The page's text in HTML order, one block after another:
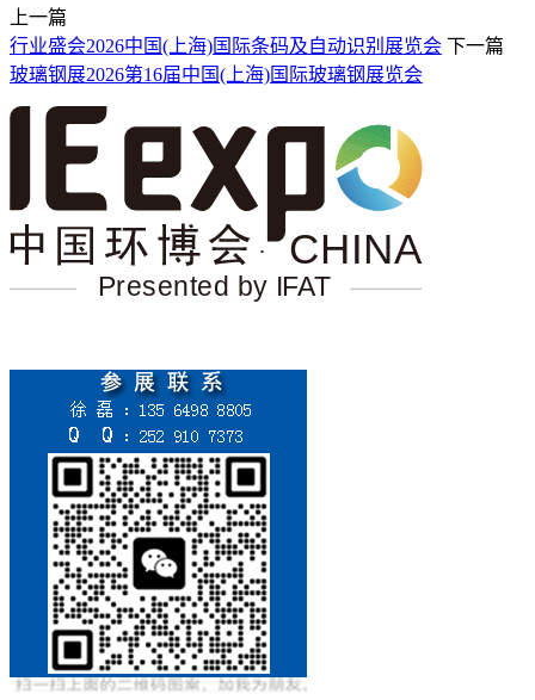
上一篇
行业盛会2026中国(上海)国际条码及自动识别展览会 下一篇
玻璃钢展2026第16届中国(上海)国际玻璃钢展览会